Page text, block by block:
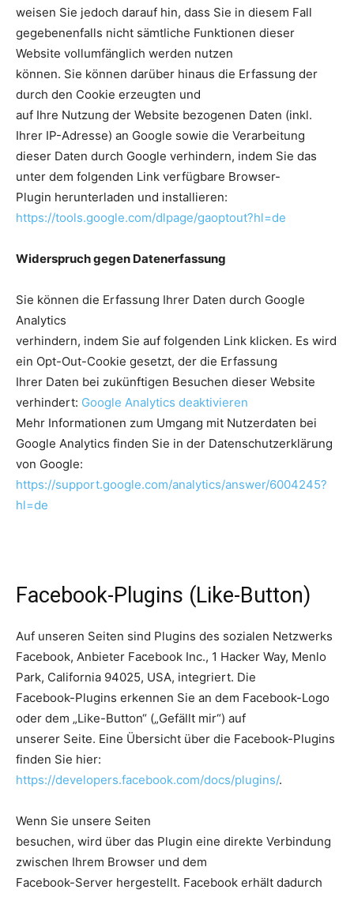
weisen Sie jedoch darauf hin, dass Sie in diesem Fall
gegebenenfalls nicht sämtliche Funktionen dieser
Website vollumfänglich werden nutzen
können. Sie können darüber hinaus die Erfassung der
durch den Cookie erzeugten und
auf Ihre Nutzung der Website bezogenen Daten (inkl.
Ihrer IP-Adresse) an Google sowie die Verarbeitung
dieser Daten durch Google verhindern, indem Sie das
unter dem folgenden Link verfügbare Browser-
Plugin herunterladen und installieren:
https://tools.google.com/dlpage/gaoptout?hl=de
Widerspruch gegen Datenerfassung
Sie können die Erfassung Ihrer Daten durch Google
Analytics
verhindern, indem Sie auf folgenden Link klicken. Es wird
ein Opt-Out-Cookie gesetzt, der die Erfassung
Ihrer Daten bei zukünftigen Besuchen dieser Website
verhindert: Google Analytics deaktivieren
Mehr Informationen zum Umgang mit Nutzerdaten bei
Google Analytics finden Sie in der Datenschutzerklärung
von Google:
https://support.google.com/analytics/answer/6004245?
hl=de
Facebook-Plugins (Like-Button)
Auf unseren Seiten sind Plugins des sozialen Netzwerks
Facebook, Anbieter Facebook Inc., 1 Hacker Way, Menlo
Park, California 94025, USA, integriert. Die
Facebook-Plugins erkennen Sie an dem Facebook-Logo
oder dem „Like-Button“ („Gefällt mir“) auf
unserer Seite. Eine Übersicht über die Facebook-Plugins
finden Sie hier:
https://developers.facebook.com/docs/plugins/.
Wenn Sie unsere Seiten
besuchen, wird über das Plugin eine direkte Verbindung
zwischen Ihrem Browser und dem
Facebook-Server hergestellt. Facebook erhält dadurch